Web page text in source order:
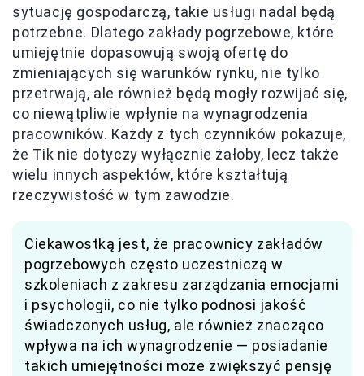
sytuację gospodarczą, takie usługi nadal będą
potrzebne. Dlatego zakłady pogrzebowe, które
umiejętnie dopasowują swoją ofertę do
zmieniających się warunków rynku, nie tylko
przetrwają, ale również będą mogły rozwijać się,
co niewątpliwie wpłynie na wynagrodzenia
pracowników. Każdy z tych czynników pokazuje,
że Tik nie dotyczy wyłącznie żałoby, lecz także
wielu innych aspektów, które kształtują
rzeczywistość w tym zawodzie.
Ciekawostką jest, że pracownicy zakładów
pogrzebowych często uczestniczą w
szkoleniach z zakresu zarządzania emocjami
i psychologii, co nie tylko podnosi jakość
świadczonych usług, ale również znacząco
wpływa na ich wynagrodzenie — posiadanie
takich umiejętności może zwiększyć pensję